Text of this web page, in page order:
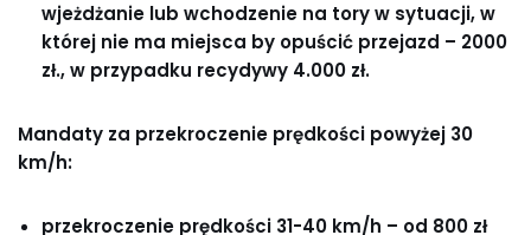
wjeżdżanie lub wchodzenie na tory w sytuacji, w
której nie ma miejsca by opuścić przejazd – 2000
zł., w przypadku recydywy 4.000 zł.
Mandaty za przekroczenie prędkości powyżej 30
km/h:
przekroczenie prędkości 31-40 km/h – od 800 zł